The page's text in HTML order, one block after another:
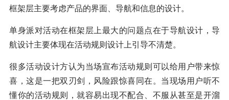
框架层主要考虑产品的界面、导航和信息的设计。
单身派对活动在框架层上最大的问题点在于导航设计，导
航设计主要体现在活动规则设计上引导不清楚。
很多活动设计方认为当场宣布活动规则可以给用户带来惊
喜，这是一把双刃剑，风险跟惊喜同在。当现场用户听不
懂你的活动规则，就容易出现不配合、不服从甚至是开溜